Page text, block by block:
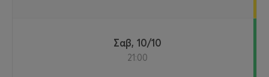
Σαβ, 10/10
21:00